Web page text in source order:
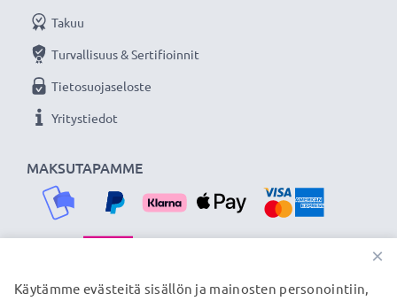
MAKSUTAPAMME
Takuu
Turvallisuus & Sertifioinnit
Tietosuojaseloste
Yritystiedot
TOIMITUSKUMPPANIMME
×
Käytämme evästeitä sisällön ja mainosten personointiin,